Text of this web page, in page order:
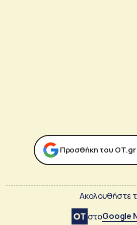
Προσθήκη του
Ακολουθήστε
στοGoogle